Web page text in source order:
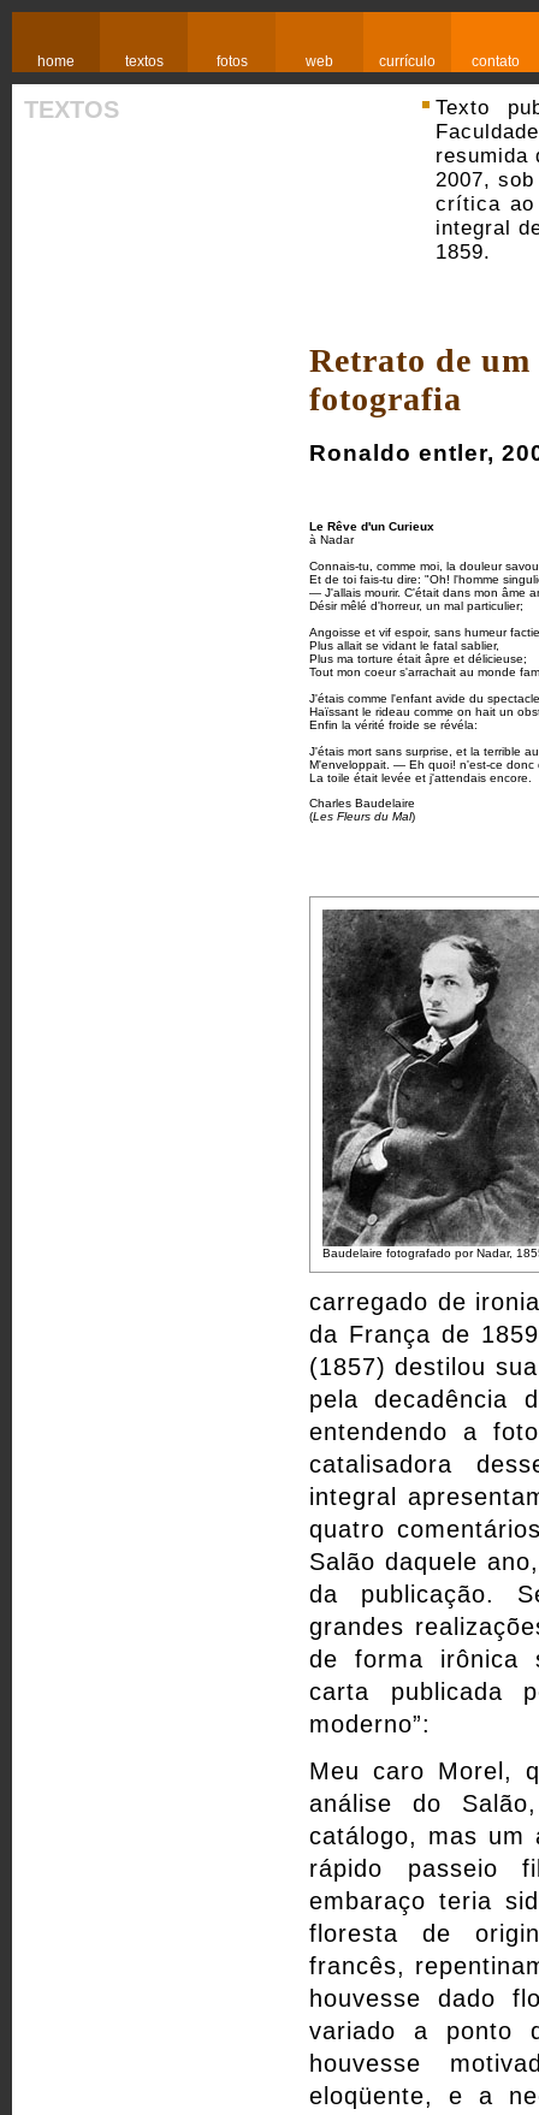
home textos fotos web currículo contato
TEXTOS
Texto
resumida
2007,
crítica ao
integral
1859.
Retrato de
fotografia
Ronaldo entler,
Le Rêve d'un Curieux
à Nadar
Connais-tu, comme moi, la douleur
Et de toi fais-tu dire: "Oh! l'homme
— J'allais mourir. C'était dans mon âme
Désir mêlé d'horreur, un mal particulier;
Angoisse et vif espoir, sans humeur
Plus allait se vidant le fatal sablier,
Plus ma torture était âpre et délicieuse;
Tout mon coeur s'arrachait au monde
J'étais comme l'enfant avide du
Haïssant le rideau comme on hait un
Enfin la vérité froide se révéla:
J'étais mort sans surprise, et la terrible
M'enveloppait. — Eh quoi! n'est-ce donc
La toile était levée et j'attendais encore.
Charles Baudelaire
(Les Fleurs du Mal)
Baudelaire fotografado por Nadar,
carregado de
da França de
(1857) destilou
pela decadência
entendendo a
catalisadora
integral
quatro
Salão daquele
da publicação.
grandes
de forma irônica
carta publicada
moderno”:
Meu caro Morel,
análise do
catálogo, mas um
rápido passeio
embaraço teria
floresta de
francês,
houvesse dado
variado a ponto
houvesse
eloqüente, e a